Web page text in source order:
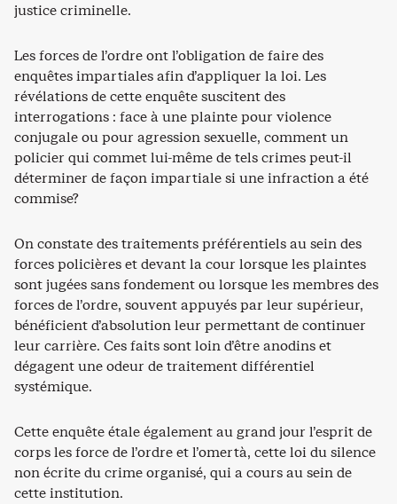
justice criminelle.
Les forces de l’ordre ont l’obligation de faire des
enquêtes impartiales afin d’appliquer la loi. Les
révélations de cette enquête suscitent des
interrogations : face à une plainte pour violence
conjugale ou pour agression sexuelle, comment un
policier qui commet lui-même de tels crimes peut-il
déterminer de façon impartiale si une infraction a été
commise?
On constate des traitements préférentiels au sein des
forces policières et devant la cour lorsque les plaintes
sont jugées sans fondement ou lorsque les membres des
forces de l’ordre, souvent appuyés par leur supérieur,
bénéficient d’absolution leur permettant de continuer
leur carrière. Ces faits sont loin d’être anodins et
dégagent une odeur de traitement différentiel
systémique.
Cette enquête étale également au grand jour l’esprit de
corps les force de l’ordre et l’omertà, cette loi du silence
non écrite du crime organisé, qui a cours au sein de
cette institution.